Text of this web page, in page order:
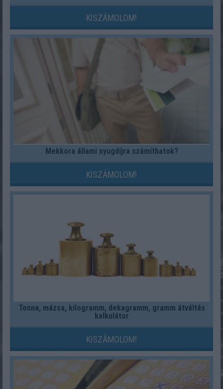
KISZÁMOLOM!
Mekkora állami nyugdíjra számíthatok?
KISZÁMOLOM!
Tonna, mázsa, kilogramm, dekagramm, gramm átváltás
kalkulátor
KISZÁMOLOM!